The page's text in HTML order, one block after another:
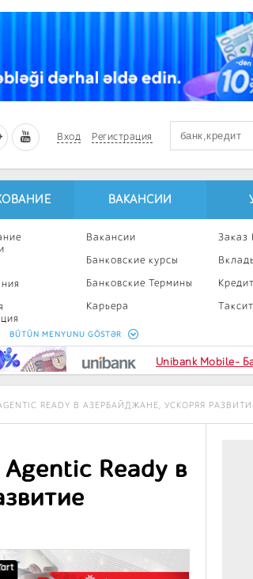
Вход Регистрация
ВАКАНСИИ
Вакансии
Банковские курсы
Банковские Термины
Карьера
Профессиональное
развитие
Заказ
BÜTÜN MENYUNU GÖSTƏR
Unibank Mobile-
READY В АЗЕРБАЙДЖАНЕ, УСКОРЯЯ
Ready в